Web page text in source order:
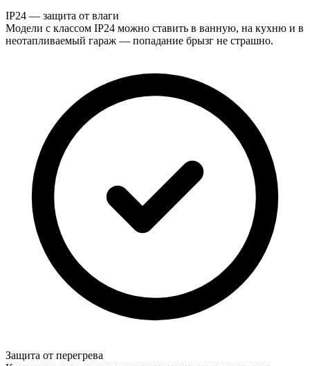
IP24 — защита от влаги
Модели с классом IP24 можно ставить в ванную, на кухню и в
неотапливаемый гараж — попадание брызг не страшно.
Защита от перегрева